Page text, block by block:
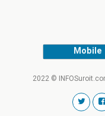
Mobile
2022 ©